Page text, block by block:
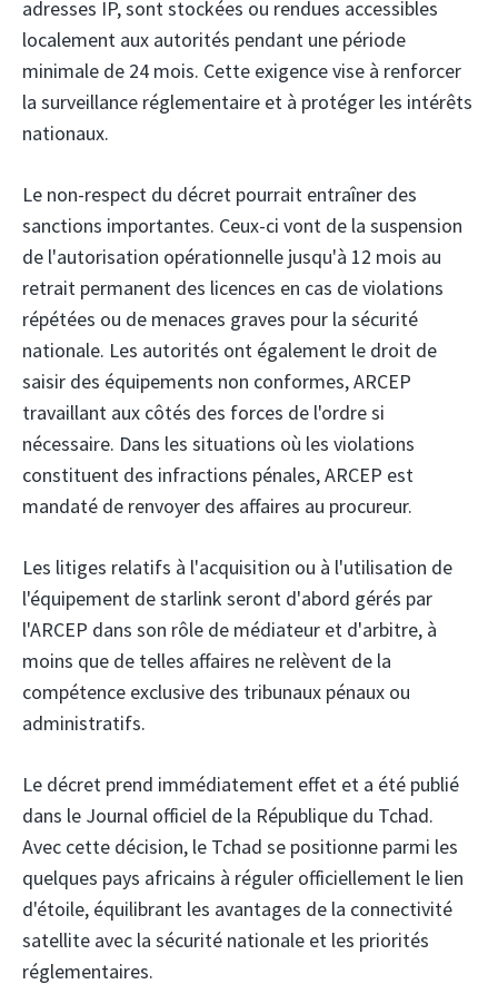
adresses IP, sont stockées ou rendues accessibles
localement aux autorités pendant une période
minimale de 24 mois. Cette exigence vise à renforcer
la surveillance réglementaire et à protéger les intérêts
nationaux.
Le non-respect du décret pourrait entraîner des
sanctions importantes. Ceux-ci vont de la suspension
de l'autorisation opérationnelle jusqu'à 12 mois au
retrait permanent des licences en cas de violations
répétées ou de menaces graves pour la sécurité
nationale. Les autorités ont également le droit de
saisir des équipements non conformes, ARCEP
travaillant aux côtés des forces de l'ordre si
nécessaire. Dans les situations où les violations
constituent des infractions pénales, ARCEP est
mandaté de renvoyer des affaires au procureur.
Les litiges relatifs à l'acquisition ou à l'utilisation de
l'équipement de starlink seront d'abord gérés par
l'ARCEP dans son rôle de médiateur et d'arbitre, à
moins que de telles affaires ne relèvent de la
compétence exclusive des tribunaux pénaux ou
administratifs.
Le décret prend immédiatement effet et a été publié
dans le Journal officiel de la République du Tchad.
Avec cette décision, le Tchad se positionne parmi les
quelques pays africains à réguler officiellement le lien
d'étoile, équilibrant les avantages de la connectivité
satellite avec la sécurité nationale et les priorités
réglementaires.